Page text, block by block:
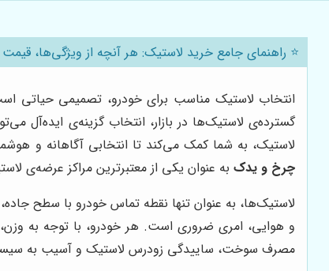
⭐️ راهنمای جامع خرید لاستیک: هر آنچه از ویژگی‌ها،
انتخاب لاستیک مناسب برای خودرو، تصمیمی حیاتی
گسترده‌ی لاستیک‌ها در بازار، انتخاب گزینه‌ی ایده‌آل
لاستیک، به شما کمک می‌کند تا انتخابی آگاهانه و
چرخ و یدکبه عنوان یکی از معتبرترین مراکز عرضه‌ی
لاستیک‌ها، به عنوان تنها نقطه تماس خودرو با سطح
و هوایی، امری ضروری است. هر خودرو، با توجه به
مصرف سوخت، ساییدگی زودرس لاستیک و آسیب به